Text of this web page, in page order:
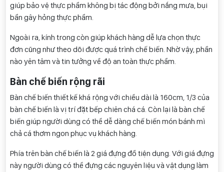
giúp bảo vệ thực phẩm không bị tác động bởi nắng mưa, bụi
bẩn gây hỏng thực phẩm.
Ngoài ra, kính trong còn giúp khách hàng dễ lựa chọn thực
đơn cũng như theo dõi được quá trình chế biến. Nhờ vậy, phần
nào yên tâm và tin tưởng về độ an toàn thực phẩm.
Bàn chế biến rộng rãi
Bàn chế biến thiết kế khá rộng với chiều dài là 160cm, 1/3 của
bàn chế biến là vị trí đặt bếp chiên chá cá. Còn lại là bàn chế
biến giúp người dùng có thể dễ dàng chế biến món bánh mì
chả cá thơm ngon phục vụ khách hàng.
Phía trên bàn chế biến là 2 giá đựng đồ tiện dụng. Với giá đựng
này người dùng có thể đựng các nguyên liệu và vật dụng làm